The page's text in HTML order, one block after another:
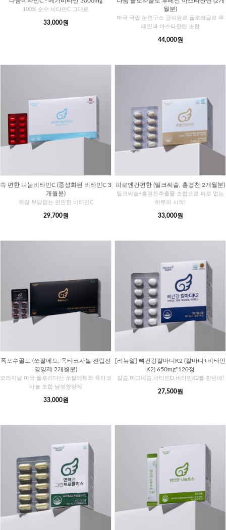
100% 순수 비타민C 그대로
33,000원
월분)
미국 국립 눈연구소 공식원료 플로라글로 루
테인과 아스타잔틴 조합
44,000원
속 편한 나눔비타민C (중성화된 비타민C 3
개월분)
위장 부담없는 편안한 비타민C
29,700원
피로엔간편한 (밀크씨슬, 홍경천 2개월분)
밀크씨슬+홍경천추출물 조합으로 피로 없는
하루의 시작!
33,000원
폭포수골드 (쏘팔메토, 옥타코사놀 전립선
영양제 2개월분)
오리지널 미국 플로리다산 쏘팔메토와 옥타코
사놀 조합 남성영양제
33,000원
[리뉴얼] 뼈건강칼마디K2 (칼마디+비타민
K2) 650mg*120정
칼슘,마그네슘,비타민D,비타민K2를 한번에!
27,500원